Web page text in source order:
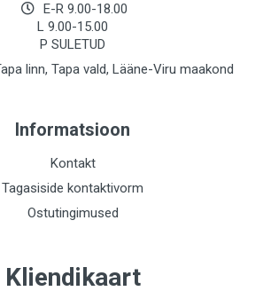
E-R 9.00-18.00
L 9.00-15.00
P SULETUD
linn, Tapa vald, Lääne-Viru maakond
Informatsioon
Kontakt
Tagasiside kontaktivorm
Ostutingimused
Kliendikaart